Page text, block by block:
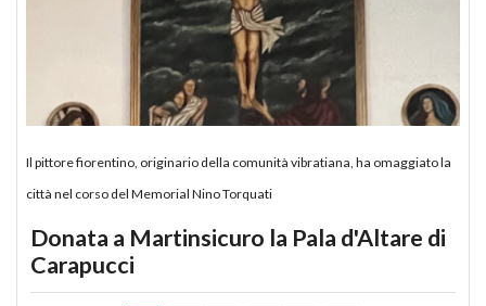
Il pittore fiorentino, originario della comunità vibratiana, ha omaggiato la
città nel corso del Memorial Nino Torquati
Donata a Martinsicuro la Pala d'Altare di
Carapucci